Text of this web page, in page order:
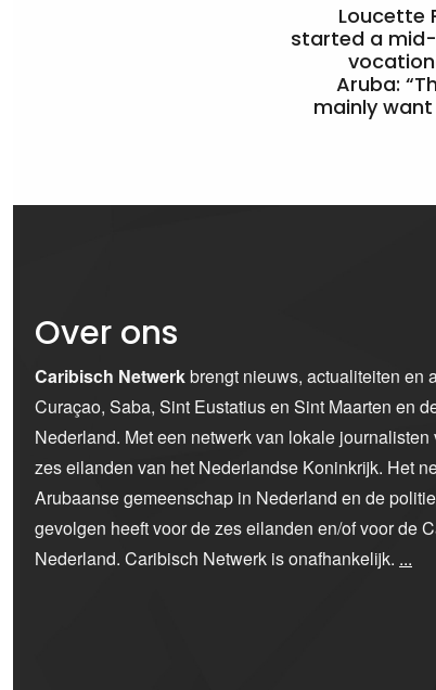
Loucette
started a
Aruba:
mainly
Over ons
Caribisch Netwerkbrengt nieuws, actualiteiten en
Curaçao, Saba, Sint Eustatius en Sint Maarten en
Nederland. Met een netwerk van lokale
zes eilanden van het Nederlandse Koninkrijk. Het
Arubaanse gemeenschap in Nederland en de
gevolgen heeft voor de zes eilanden en/of voor de
Nederland. Caribisch Netwerk is onafhankelijk. ...